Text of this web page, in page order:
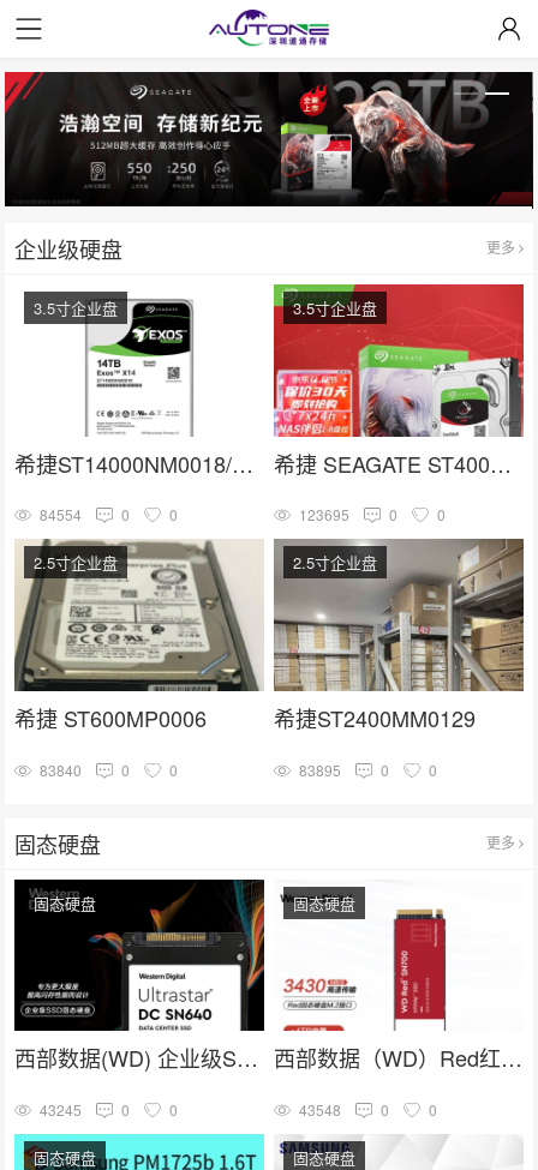
企业级硬盘 更多
希捷ST14000NM0018/ST14000NM001G 3.5寸SATA 14TB硬盘
3.5寸企业盘
84554 0 0
希捷 SEAGATE ST4000VN006
3.5寸企业盘
123695 0 0
希捷 ST600MP0006
2.5寸企业盘
83840 0 0
希捷ST2400MM0129
2.5寸企业盘
83895 0 0
固态硬盘 更多
西部数据(WD) 企业级SSD固态硬盘U.2接口（NVMe）SN640系列
固态硬盘
43245 0 0
西部数据（WD）Red红盘 nas网络存储专用固态硬盘 企业级服务器
固态硬盘
43548 0 0
固态硬盘 固态硬盘